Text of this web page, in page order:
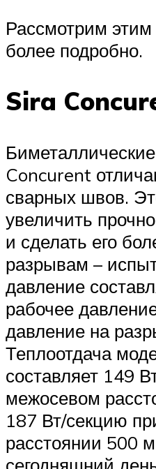
Рассмотрим
более подробно.
Sira
Concurent
сварных швов.
увеличить
и сделать его
разрывам –
давление
рабочее
давление на
Теплоотдача
составляет 149
межосевом
187 Вт/секцию
расстоянии 500